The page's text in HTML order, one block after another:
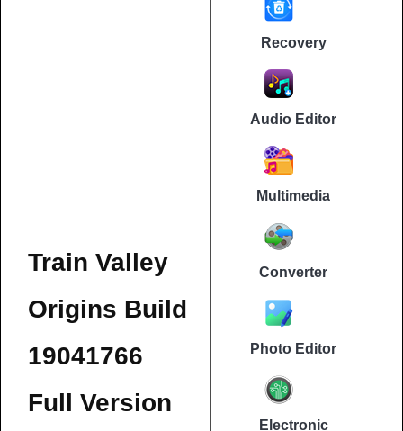
Train Valley
Origins Build
19041766
Full Version
Recovery
Audio Editor
Multimedia
Converter
Photo Editor
Electronic